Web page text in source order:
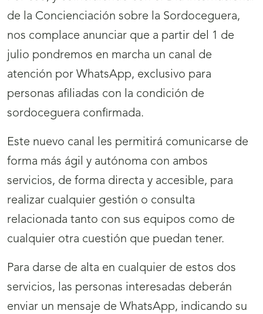
de la Concienciación sobre la Sordoceguera,
nos complace anunciar que a partir del 1 de
julio pondremos en marcha un canal de
atención por WhatsApp, exclusivo para
personas afiliadas con la condición de
sordoceguera confirmada.
Este nuevo canal les permitirá comunicarse de
forma más ágil y autónoma con ambos
servicios, de forma directa y accesible, para
realizar cualquier gestión o consulta
relacionada tanto con sus equipos como de
cualquier otra cuestión que puedan tener.
Para darse de alta en cualquier de estos dos
servicios, las personas interesadas deberán
enviar un mensaje de WhatsApp, indicando su